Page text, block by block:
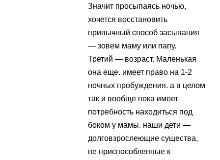
Значит просыпаясь ночью,
хочется восстановить
привычный способ засыпания
— зовем маму или папу.
Третий — возраст. Маленькая
она еще. имеет право на 1-2
ночных пробуждения. а в целом
так и вообще пока имеет
потребность находиться под
боком у мамы. наши дети —
долговзрослеющие существа,
не приспособленные к